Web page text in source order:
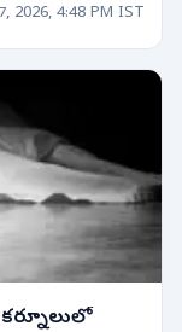
2026, 4:48 PM IST